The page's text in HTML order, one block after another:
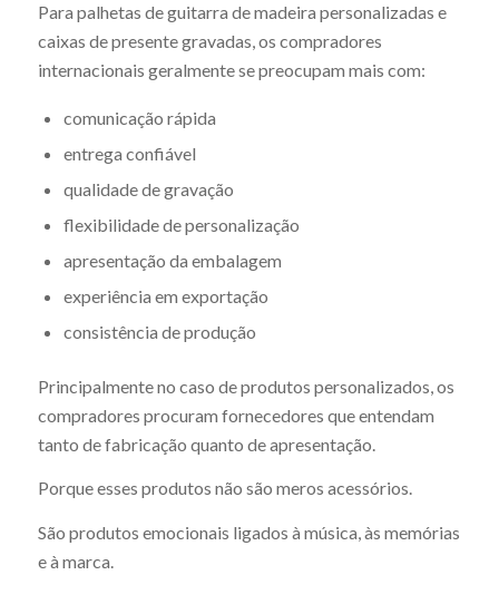
Para palhetas de guitarra de madeira personalizadas e
caixas de presente gravadas, os compradores
internacionais geralmente se preocupam mais com:
comunicação rápida
entrega confiável
qualidade de gravação
flexibilidade de personalização
apresentação da embalagem
experiência em exportação
consistência de produção
Principalmente no caso de produtos personalizados, os
compradores procuram fornecedores que entendam
tanto de fabricação quanto de apresentação.
Porque esses produtos não são meros acessórios.
São produtos emocionais ligados à música, às memórias
e à marca.